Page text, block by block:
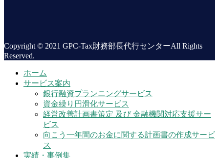
Copyright © 2021 GPC-Tax財務部長代行センターAll Rights
Reserved.
ホーム
サービス案内
銀行融資プランニングサービス
資金繰り円滑化サービス
経営改善計画書策定 及び 金融機関対応支援サー
ビス
向こう一年間のお金に関する計画書の作成サービ
ス
実績・事例集